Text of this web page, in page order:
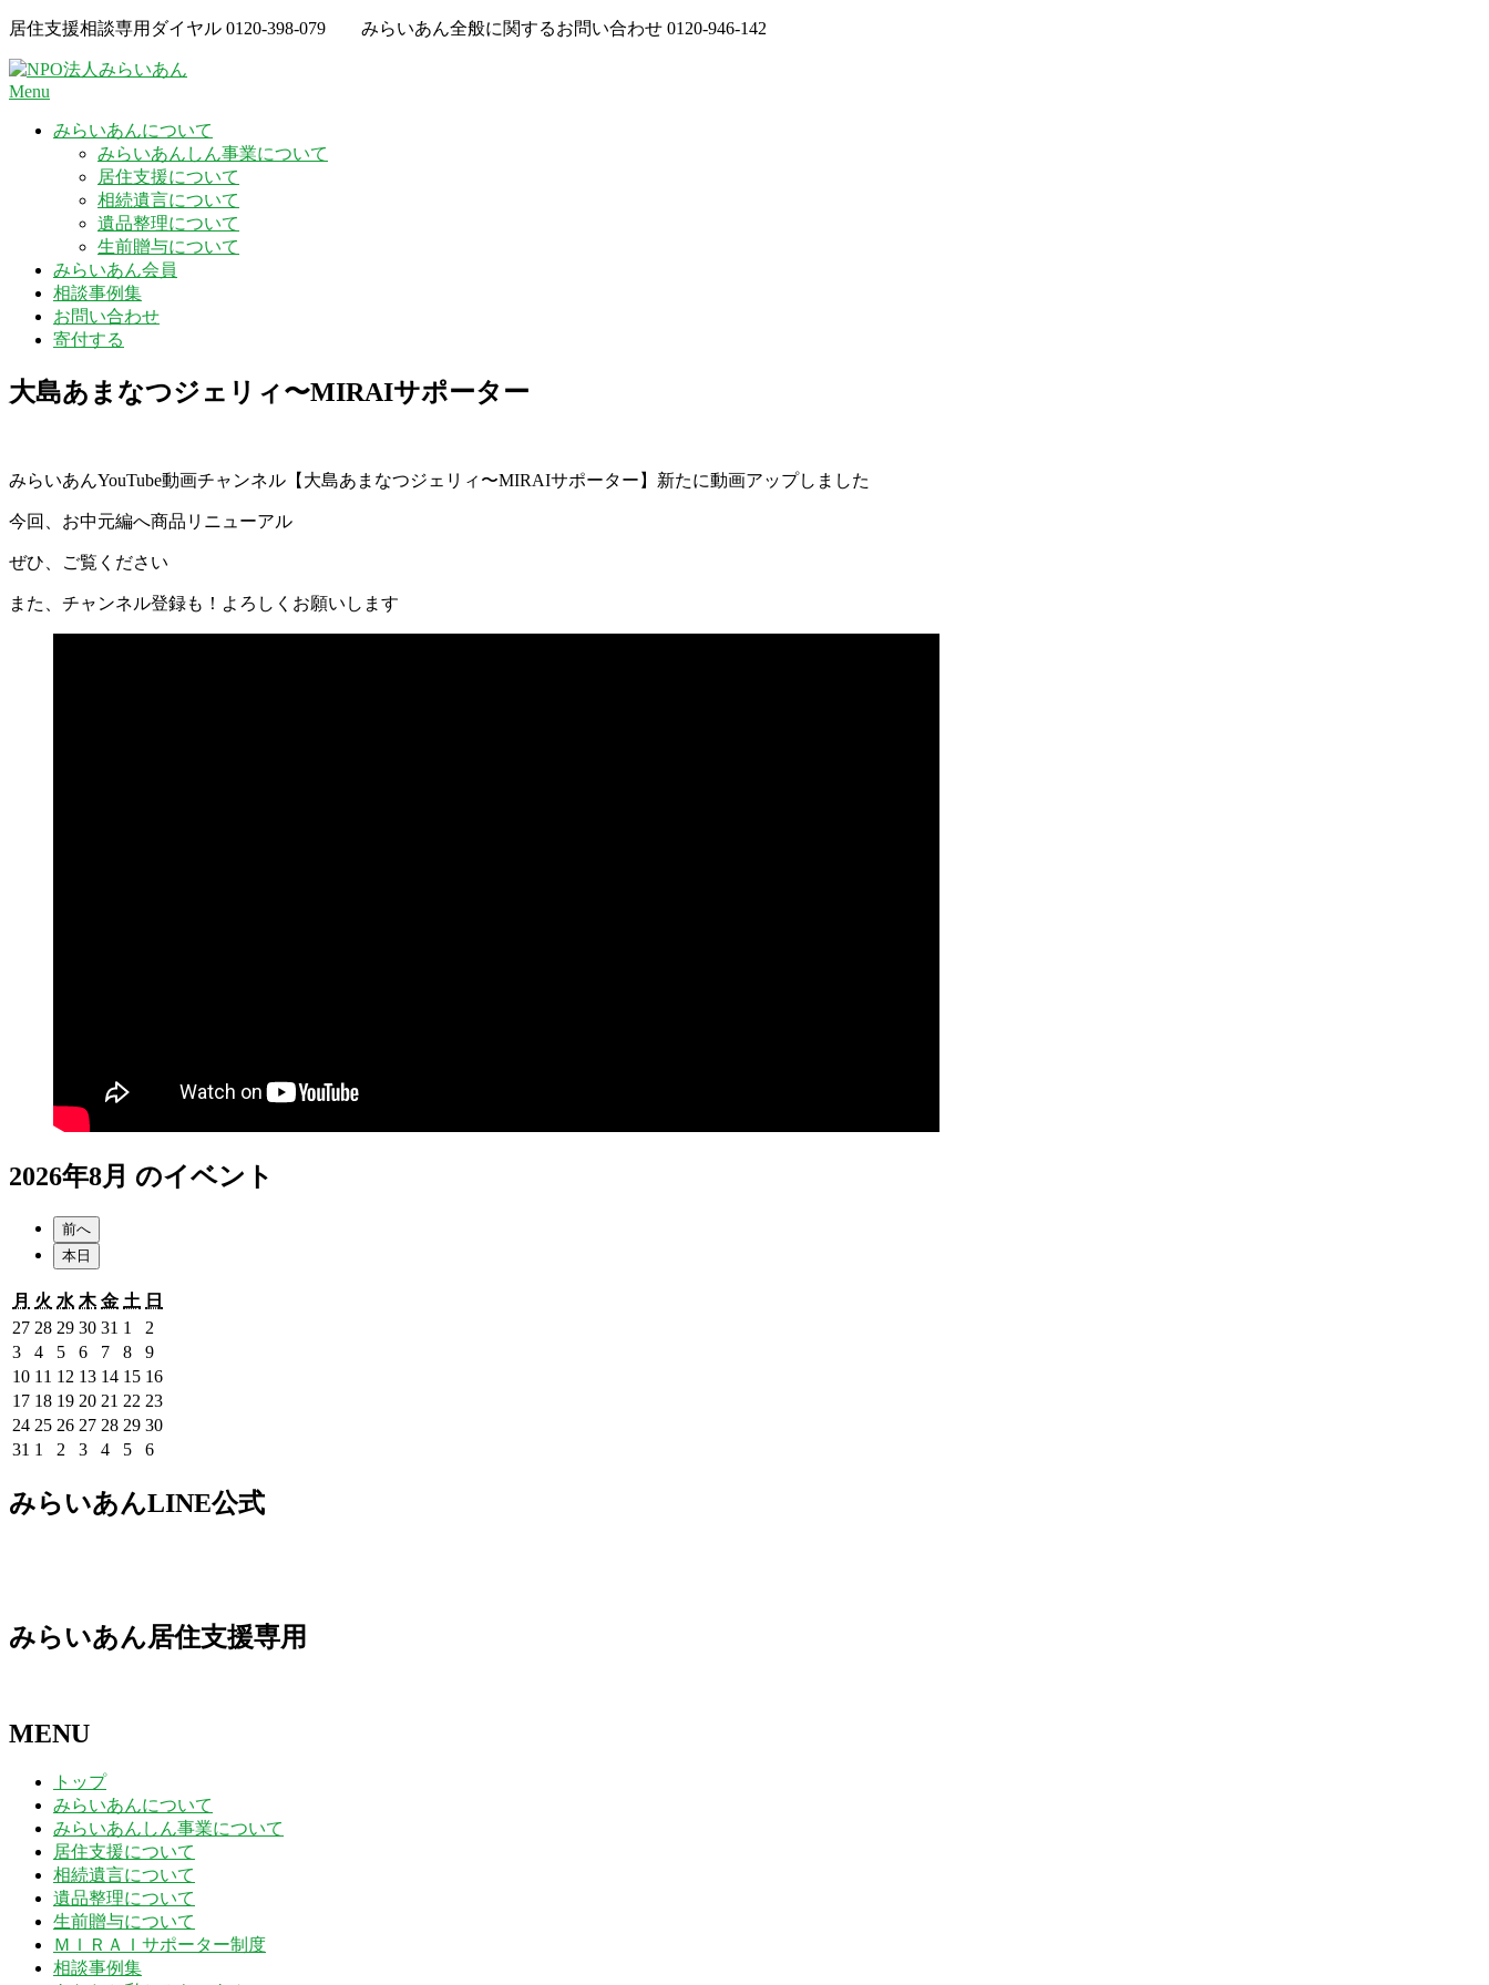
Skip
content
居住支援相談専用ダイヤル 0120-398-079 みらいあん全般に関するお問い合わせ 0120-946-142
Menu
みらいあんについて
みらいあんしん事業について
居住支援について
相続遺言について
遺品整理について
生前贈与について
みらいあん会員
相談事例集
お問い合わせ
寄付する
大島あまなつジェリィ〜MIRAIサポーター
みらいあんYouTube動画チャンネル【大島あまなつジェリィ〜MIRAIサポーター】新たに動画アップしました
今回、お中元編へ商品リニューアル
ぜひ、ご覧ください
また、チャンネル登録も！よろしくお願いします
2026年8月 のイベント
前へ
本日
月 月
曜
日
火 火
曜
日
水 水
曜
日
木木
曜
日
金金
曜
日
土 土
曜
日
日
272026
年
7
月
27
日
282026
年
7
月
28
日
292026
年
7
月
29
日
302026
年
7
月
30
日
31 2026
年
7
月
31
日
1
2026
年
8
月
1
日
2
年
8
月
2
日
32026
年
8
月
3
日
42026
年
8
月
4
日
52026
年
8
月
5
日
62026
年
8
月
6
日
72026
年
8
月
7
日
82026
年
8
月
8
日
92026
年
8
月
9
日
102026
年
8
月
10
11 2026
年
8
月
11
12 2026
年
8
月
12
132026
年
8
月
13
142026
年
8
月
14
152026
年
8
月
15
162026
8
172026
年
8
日
182026
年
8
日
192026
年
8
日
202026
年
日
21 2026
年
8
日
22 2026
年
8
日
232026
年
日
242026
年
月
24
252026
年
25
262026
年
26
272026
年
月
27
282026
年
月
28
292026
年
29
302026
30
31 2026
月
1
2026
9
月
2 2026
9
月
32026
月
42026
9
月
52026
9
月
62026
9
月
みらいあんLINE公式
みらいあん居住支援専用
MENU
トップ
みらいあんについて
みらいあんしん事業について
居住支援について
相続遺言について
遺品整理について
生前贈与について
ＭＩＲＡＩサポーター制度
相談事例集